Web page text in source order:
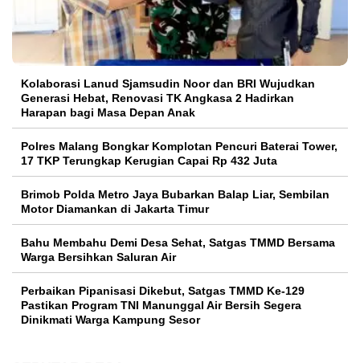
Kolaborasi Lanud Sjamsudin Noor dan BRI Wujudkan
Generasi Hebat, Renovasi TK Angkasa 2 Hadirkan
Harapan bagi Masa Depan Anak
Polres Malang Bongkar Komplotan Pencuri Baterai Tower,
17 TKP Terungkap Kerugian Capai Rp 432 Juta
Brimob Polda Metro Jaya Bubarkan Balap Liar, Sembilan
Motor Diamankan di Jakarta Timur
Bahu Membahu Demi Desa Sehat, Satgas TMMD Bersama
Warga Bersihkan Saluran Air
Perbaikan Pipanisasi Dikebut, Satgas TMMD Ke-129
Pastikan Program TNI Manunggal Air Bersih Segera
Dinikmati Warga Kampung Sesor